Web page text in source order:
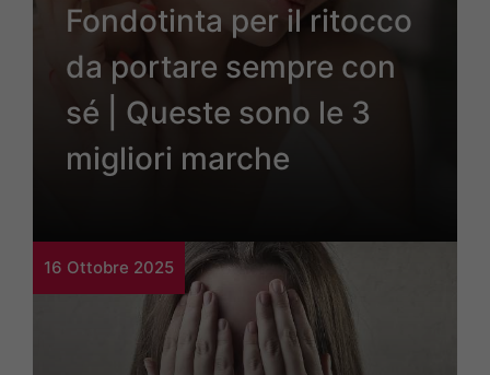
Fondotinta per il ritocco
da portare sempre con
sé | Queste sono le 3
migliori marche
16 Ottobre 2025